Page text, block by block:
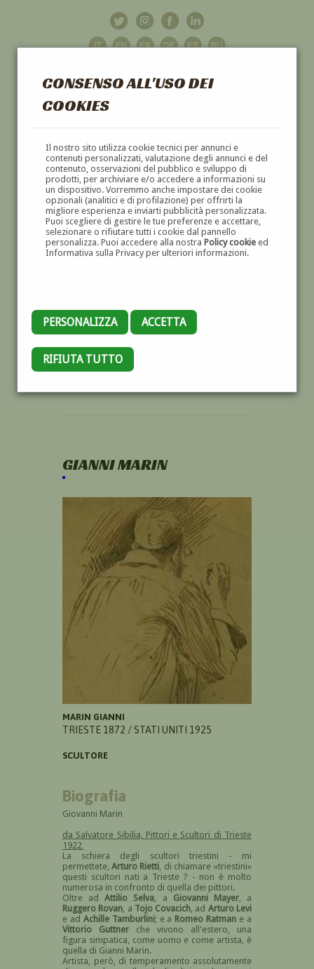
CONSENSO ALL'USO DEI
COOKIES
Il nostro sito utilizza cookie tecnici per annunci e
contenuti personalizzati, valutazione degli annunci e del
contenuto, osservazioni del pubblico e sviluppo di
prodotti, per archiviare e/o accedere a informazioni su
un dispositivo. Vorremmo anche impostare dei cookie
opzionali (analitici e di profilazione) per offrirti la
migliore esperienza e inviarti pubblicità personalizzata.
Puoi scegliere di gestire le tue preferenze e accettare,
selezionare o rifiutare tutti i cookie dal pannello
personalizza. Puoi accedere alla nostra Policy cookieed
Informativa sulla Privacy per ulteriori informazioni.
PERSONALIZZA ACCETTA
RIFIUTA TUTTO
GALLERIAD'ARTE
DIPINTI E SCULTURE '800 E '900
GIANNI MARIN
MARIN GIANNI
TRIESTE 1872 / STATI UNITI 1925
SCULTORE
Biografia
Giovanni Marin
da Salvatore Sibilia, Pittori e Scultori di Trieste
1922
La schiera degli scultori triestini - mi
permettete,Arturo Rietti, di chiamare «triestini»
questi scultori nati a Trieste ? - non è molto
numerosa in confronto di quella dei pittori.
Oltre adAttilio Selva, a Giovanni Mayer, a
Ruggero Rovan, a Tojo Covacich, ad Arturo Levi
e ad Achille Tamburlini; e a Romeo Ratman e a
Vittorio Guttner che vivono all'estero, una
figura simpatica, come uomo e come artista, è
quella di Gianni Marin.
Artista, però, di temperamento assolutamente